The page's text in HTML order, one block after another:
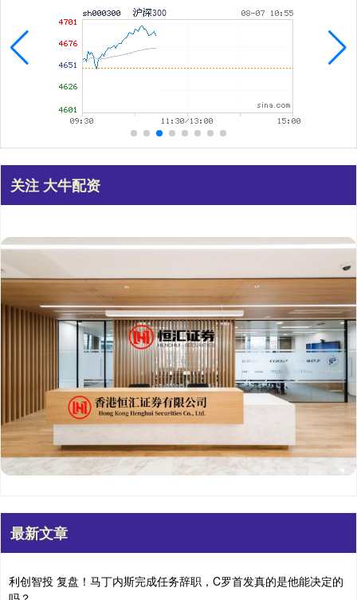
关注 大牛配资
最新文章
利创智投 复盘！马丁内斯完成任务辞职，C罗首发真的是他能决定的